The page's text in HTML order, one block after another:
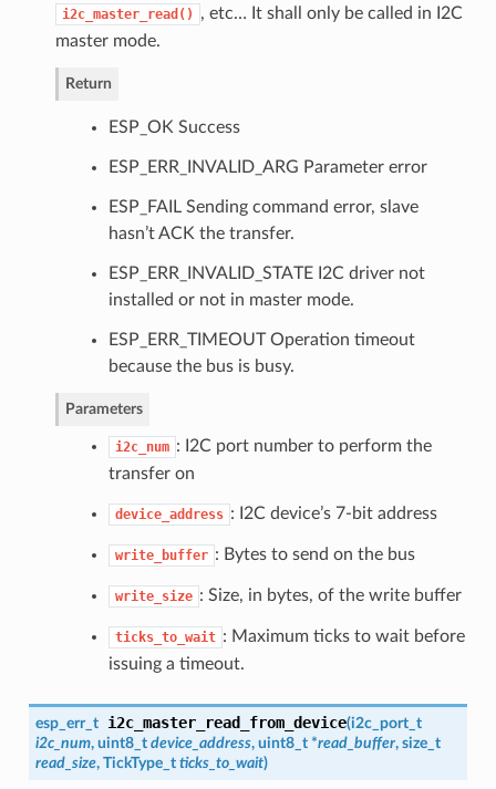
i2c_master_read()
, etc… It shall only be called in I2C
master mode.
Return
ESP_OK Success
ESP_ERR_INVALID_ARG Parameter error
ESP_FAIL Sending command error, slave
hasn’t ACK the transfer.
ESP_ERR_INVALID_STATE I2C driver not
installed or not in master mode.
ESP_ERR_TIMEOUT Operation timeout
because the bus is busy.
Parameters
i2c_num : I2C port number to perform the
transfer on
device_address : I2C device’s 7-bit address
write_buffer : Bytes to send on the bus
write_size : Size, in bytes, of the write buffer
ticks_to_wait : Maximum ticks to wait before
issuing a timeout.
esp_err_t i2c_master_read_from_device(i2c_port_t
i2c_num, uint8_t device_address, uint8_t *read_buffer, size_t
read_size, TickType_t ticks_to_wait)